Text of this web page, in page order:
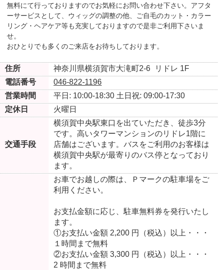
無料にて行っておりますのでお気軽にお問い合わせ下さい。アフタ
ーサービスとして、ウィッグの調整の他、ご自毛のカット・カラー
リング・ヘアケア等も充実しておりますので是非ご利用下さいま
せ。
おひとりでも多くのご来店をお待ちしております。
住所 神奈川県横須賀市大滝町2-6
リドレ 1F
電話番号
046-822-1196
営業時間
平日: 10:00-18:30 土日祝: 09:00-17:30
定休日
火曜日
交通手段
横須賀中央駅東口を出ていただき、徒歩3分
です。高いタワーマンションのリドレ1階に
店舗はございます。バスをご利用のお客様は
横須賀中央駅が最寄りのバス停となっており
ます。
お車でお越しの際は、Ｐマークの駐車場をご
利用ください。
お支払金額に応じ、駐車無料券を発行いたし
ます。
①お支払い金額 2,200 円（税込）以上・・・
１時間まで無料
②お支払い金額 3,300 円（税込）以上・・・
2 時間まで無料